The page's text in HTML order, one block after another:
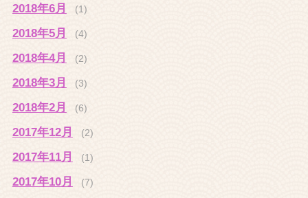
2018年6月 (1)
2018年5月 (4)
2018年4月 (2)
2018年3月 (3)
2018年2月 (6)
2017年12月 (2)
2017年11月 (1)
2017年10月 (7)